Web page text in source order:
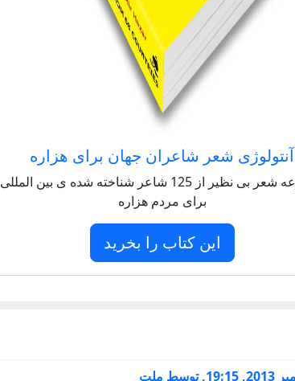
آنتولوژی شعر شاعران جهان برای هزاره
مجموعه شعر بی نظیر از 125 شاعر شناخته شده ی بین المللی
برای مردم هزاره
این کتاب را بخرید
,توسط ملت